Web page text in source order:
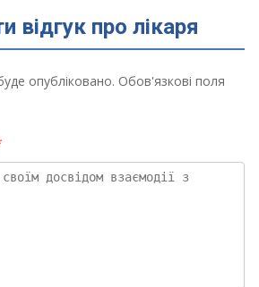
відгук про лікаря
опубліковано. Обов'язкові поля